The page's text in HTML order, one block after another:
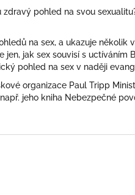
pohled na svou
na sex, a ukazuje několik
jak sex souvisí s uctíváním
pohled na sex v naději
organizace Paul Tripp
jeho kniha Nebezpečné